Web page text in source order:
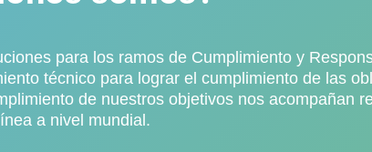
para los ramos de Cumplimiento y
técnico para lograr el cumplimiento de las
de nuestros objetivos nos acompañan
línea a nivel mundial.